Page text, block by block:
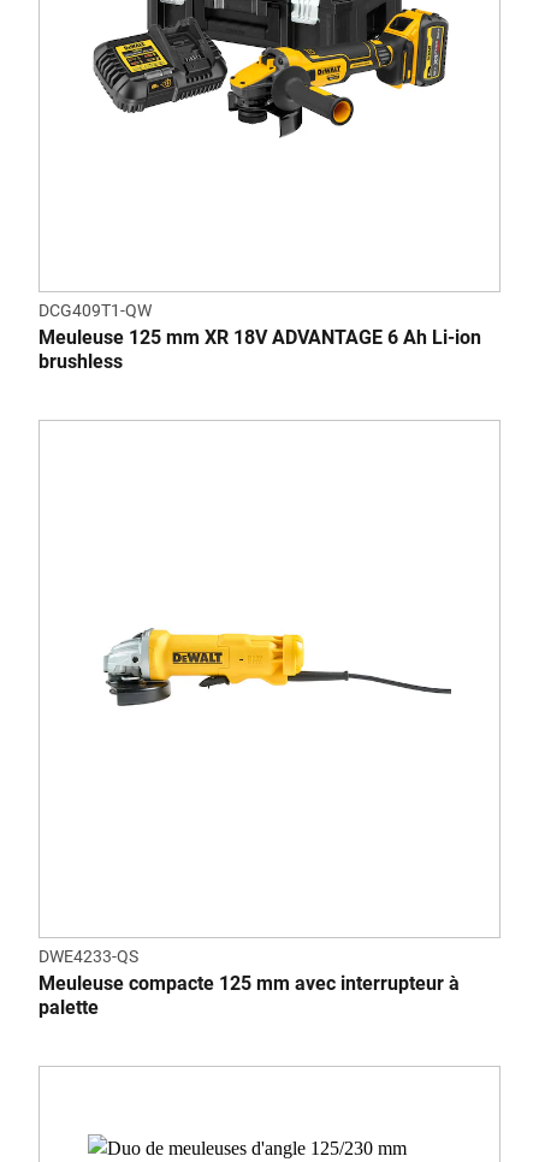
DCG409T1-QW
Meuleuse 125 mm XR 18V ADVANTAGE 6 Ah Li-ion
brushless
DWE4233-QS
Meuleuse compacte 125 mm avec interrupteur à
palette